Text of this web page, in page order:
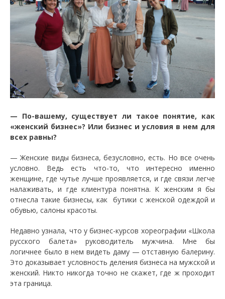
— По-вашему, существует ли такое понятие, как
«женский бизнес»? Или бизнес и условия в нем для
всех равны?
— Женские виды бизнеса, безусловно, есть. Но все очень
условно. Ведь есть что-то, что интересно именно
женщине, где чутье лучше проявляется, и где связи легче
налаживать, и где клиентура понятна. К женским я бы
отнесла такие бизнесы, как бутики с женской одеждой и
обувью, салоны красоты.
Недавно узнала, что у бизнес-курсов хореографии «Школа
русского балета» руководитель мужчина. Мне бы
логичнее было в нем видеть даму — отставную балерину.
Это доказывает условность деления бизнеса на мужской и
женский. Никто никогда точно не скажет, где ж проходит
эта граница.